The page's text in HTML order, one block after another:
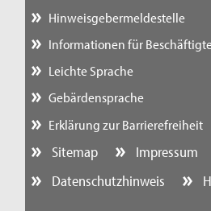
Hinweisgebermeldestelle
Informationen für
Leichte Sprache
Gebärdensprache
Erklärung zur Barrierefreiheit
Sitemap
Impressum
Datenschutzhinweis